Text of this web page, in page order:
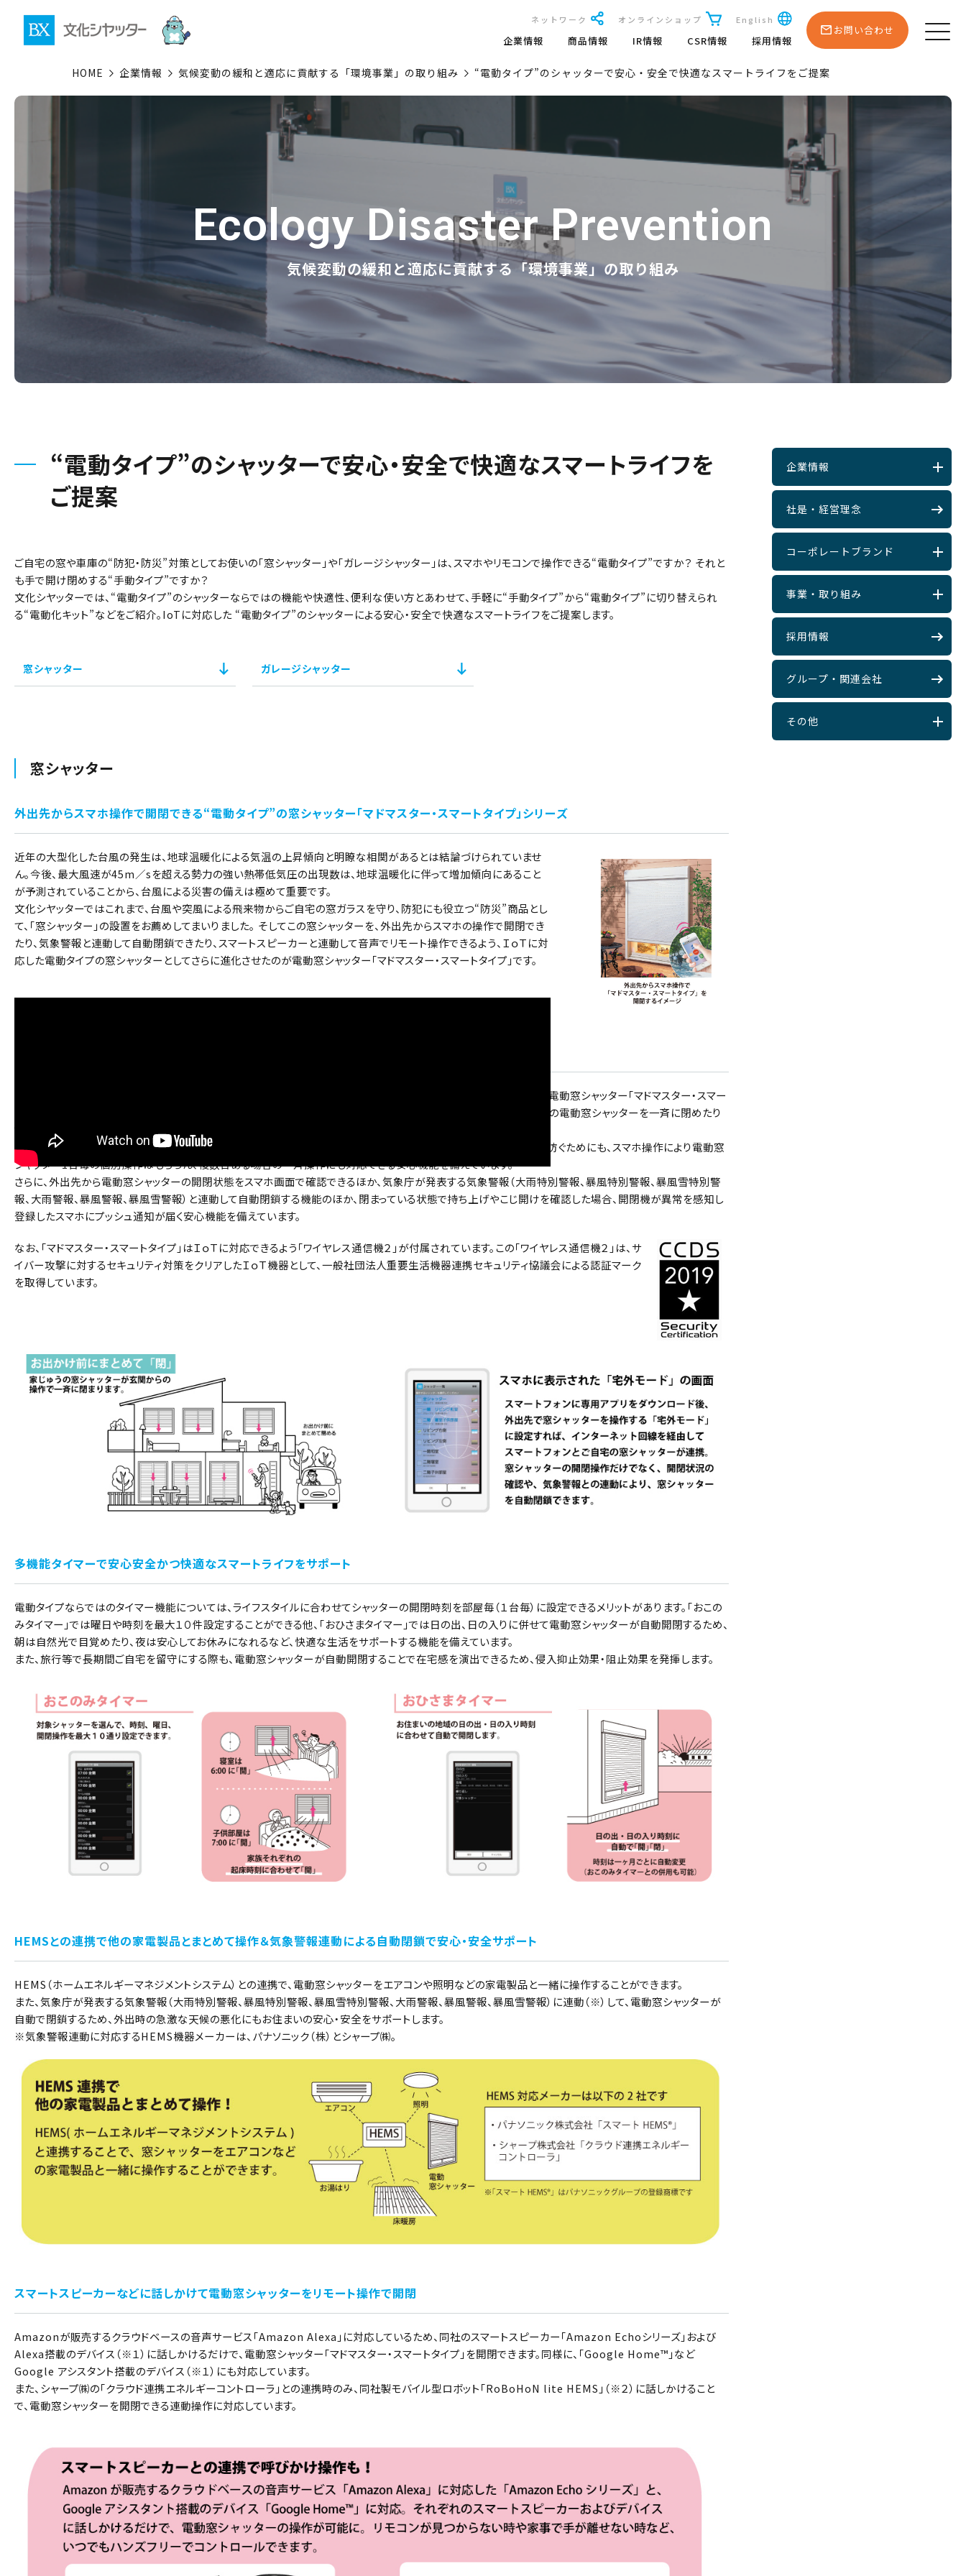
ネットワーク オンラインショップ English
企業情報 商品情報 IR情報 CSR情報 採用情報
お問い合わせ
HOME 企業情報 気候変動の緩和と適応に貢献する「環境事業」の取り組み “電動タイプ”のシャッターで安心・安全で快適なスマートライフをご提案
Ecology Disaster Prevention
気候変動の緩和と適応に貢献する「環境事業」の取り組み
“電動タイプ”のシャッターで安心・安全で快適なスマートライフを
ご提案
ご自宅の窓や車庫の“防犯・防災”対策としてお使いの「窓シャッター」や「ガレージシャッター」は、スマホやリモコンで操作できる“電動タイプ”ですか？ それと
も手で開け閉めする“手動タイプ”ですか？
文化シヤッターでは、“電動タイプ”のシャッターならではの機能や快適性、便利な使い方とあわせて、手軽に“手動タイプ”から“電動タイプ”に切り替えられ
る“電動化キット”などをご紹介。IoTに対応した “電動タイプ”のシャッターによる安心・安全で快適なスマートライフをご提案します。
窓シャッター ガレージシャッター
窓シャッター
外出先からスマホ操作で開閉できる“電動タイプ”の窓シャッター「マドマスター・スマートタイプ」シリーズ
近年の大型化した台風の発生は、地球温暖化による気温の上昇傾向と明瞭な相関があるとは結論づけられていませ
ん。今後、最大風速が45m／sを超える勢力の強い熱帯低気圧の出現数は、地球温暖化に伴って増加傾向にあること
が予測されていることから、台風による災害の備えは極めて重要です。
文化シヤッターではこれまで、台風や突風による飛来物からご自宅の窓ガラスを守り、防犯にも役立つ“防災”商品とし
て、「窓シャッター」の設置をお薦めしてまいりました。 そしてこの窓シャッターを、外出先からスマホの操作で開閉でき
たり、気象警報と連動して自動閉鎖できたり、スマートスピーカーと連動して音声でリモート操作できるよう、ＩｏＴに対
応した電動タイプの窓シャッターとしてさらに進化させたのが電動窓シャッター「マドマスター・スマートタイプ」です。
スマホで電動タイプの商品をコントロールできるワイヤレス集中制御システム「セレコネクト2」。同システムに対応した電動窓シャッター「マドマスター・スマー
トタイプ」は、宅内で操作する場合、1階にいながら2階の電動窓シャッターを開けたり、お出かけ前に玄関先で家じゅうの電動窓シャッターを一斉に閉めたり
また、外出先でも操作できますので、電動窓シャッターの閉め忘れや、急激な天候の悪化による飛来物から窓の破損を防ぐためにも、スマホ操作により電動窓
シャッター1台毎の個別操作はもちろん、複数台ある場合の一斉操作にも対応できる安心機能を備えています。
さらに、外出先から電動窓シャッターの開閉状態をスマホ画面で確認できるほか、気象庁が発表する気象警報（大雨特別警報、暴風特別警報、暴風雪特別警
報、大雨警報、暴風警報、暴風雪警報）と連動して自動閉鎖する機能のほか、閉まっている状態で持ち上げやこじ開けを確認した場合、開閉機が異常を感知し
登録したスマホにプッシュ通知が届く安心機能を備えています。
なお、「マドマスター・スマートタイプ」はＩｏＴに対応できるよう「ワイヤレス通信機２」が付属されています。この「ワイヤレス通信機２」は、サ
イバー攻撃に対するセキュリティ対策をクリアしたＩｏＴ機器として、一般社団法人重要生活機器連携セキュリティ協議会による認証マーク
を取得しています。
多機能タイマーで安心安全かつ快適なスマートライフをサポート
電動タイプならではのタイマー機能については、ライフスタイルに合わせてシャッターの開閉時刻を部屋毎（１台毎）に設定できるメリットがあります。「おこの
みタイマー」では曜日や時刻を最大１０件設定することができる他、「おひさまタイマー」では日の出、日の入りに併せて電動窓シャッターが自動開閉するため、
朝は自然光で目覚めたり、夜は安心してお休みになれるなど、快適な生活をサポートする機能を備えています。
また、旅行等で長期間ご自宅を留守にする際も、電動窓シャッターが自動開閉することで在宅感を演出できるため、侵入抑止効果・阻止効果を発揮します。
HEMSとの連携で他の家電製品とまとめて操作＆気象警報連動による自動閉鎖で安心・安全サポート
HEMS（ホームエネルギーマネジメントシステム）との連携で、電動窓シャッターをエアコンや照明などの家電製品と一緒に操作することができます。
また、気象庁が発表する気象警報（大雨特別警報、暴風特別警報、暴風雪特別警報、大雨警報、暴風警報、暴風雪警報）に連動（※）して、電動窓シャッターが
自動で閉鎖するため、外出時の急激な天候の悪化にもお住まいの安心・安全をサポートします。
※気象警報連動に対応するHEMS機器メーカーは、パナソニック（株）とシャープ㈱。
スマートスピーカーなどに話しかけて電動窓シャッターをリモート操作で開閉
Amazonが販売するクラウドベースの音声サービス「Amazon Alexa」に対応しているため、同社のスマートスピーカー「Amazon Echoシリーズ」および
Alexa搭載のデバイス（※１）に話しかけるだけで、電動窓シャッター「マドマスター・スマートタイプ」を開閉できます。同様に、「Google Home™」など
Google アシスタント搭載のデバイス（※１）にも対応しています。
また、シャープ㈱の「クラウド連携エネルギーコントローラ」との連携時のみ、同社製モバイル型ロボット「RoBoHoN lite HEMS」（※２）に話しかけること
で、電動窓シャッターを開閉できる連動操作に対応しています。
企業情報
社是・経営理念
コーポレートブランド
事業・取り組み
採用情報
グループ・関連会社
その他